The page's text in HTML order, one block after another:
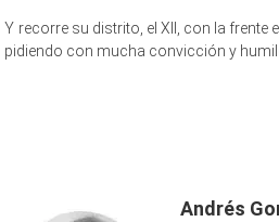
Y recorre su distrito, el XII, con la frente
pidiendo con mucha convicción y
Andrés